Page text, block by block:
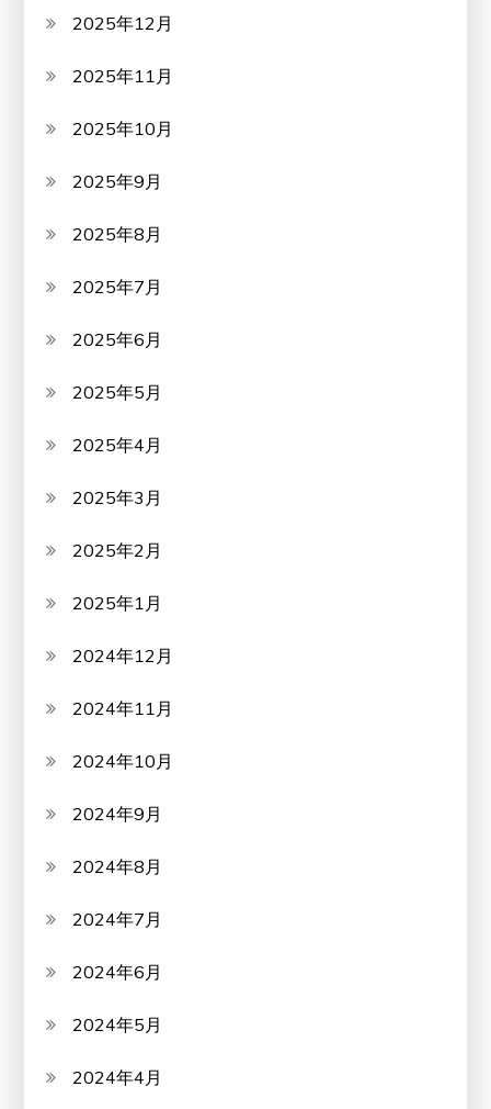
2025年12月
2025年11月
2025年10月
2025年9月
2025年8月
2025年7月
2025年6月
2025年5月
2025年4月
2025年3月
2025年2月
2025年1月
2024年12月
2024年11月
2024年10月
2024年9月
2024年8月
2024年7月
2024年6月
2024年5月
2024年4月